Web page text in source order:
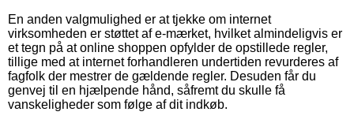
En anden valgmulighed er at tjekke om internet
virksomheden er støttet af e-mærket, hvilket almindeligvis er
et tegn på at online shoppen opfylder de opstillede regler,
tillige med at internet forhandleren undertiden revurderes af
fagfolk der mestrer de gældende regler. Desuden får du
genvej til en hjælpende hånd, såfremt du skulle få
vanskeligheder som følge af dit indkøb.